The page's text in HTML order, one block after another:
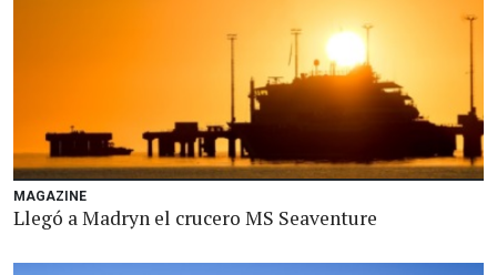
MAGAZINE
Llegó a Madryn el crucero MS Seaventure